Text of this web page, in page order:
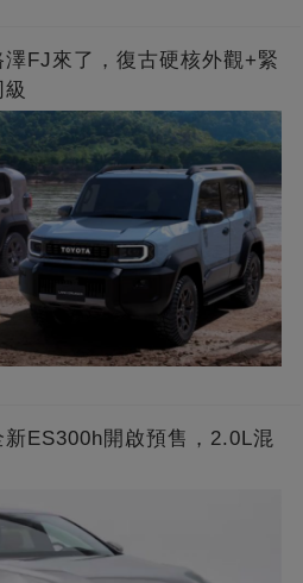
FJ來了，復古硬核外觀+緊
ES300h開啟預售，2.0L混